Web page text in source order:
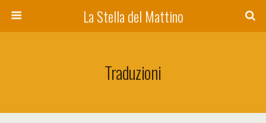
La Stella del Mattino
Traduzioni